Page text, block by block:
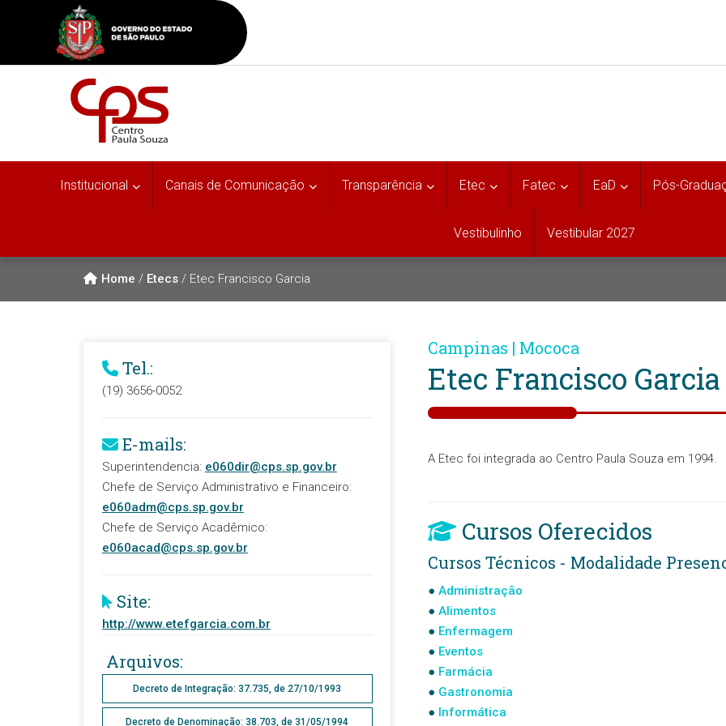
Institucional Canais de Comunicação Transparência Etec Fatec EaD Pós-
Vestibulinho Vestibular 2027
Home / Etecs / Etec Francisco Garcia
Campinas | Mococa
Etec Francisco Garcia
A Etec foi integrada ao Centro Paula Souza em 1994.
Cursos Oferecidos
Cursos Técnicos - Modalidade
Administração
Alimentos
Enfermagem
Eventos
Farmácia
Gastronomia
Informática
Tel.:
(19) 3656-0052
E-mails:
Superintendencia: e060dir@cps.sp.gov.br
Chefe de Serviço Administrativo e Financeiro:
e060adm@cps.sp.gov.br
Chefe de Serviço Acadêmico:
e060acad@cps.sp.gov.br
Site:
http://www.etefgarcia.com.br
Arquivos:
Decreto de Integração: 37.735, de 27/10/1993
Decreto de Denominação: 38.703, de 31/05/1994